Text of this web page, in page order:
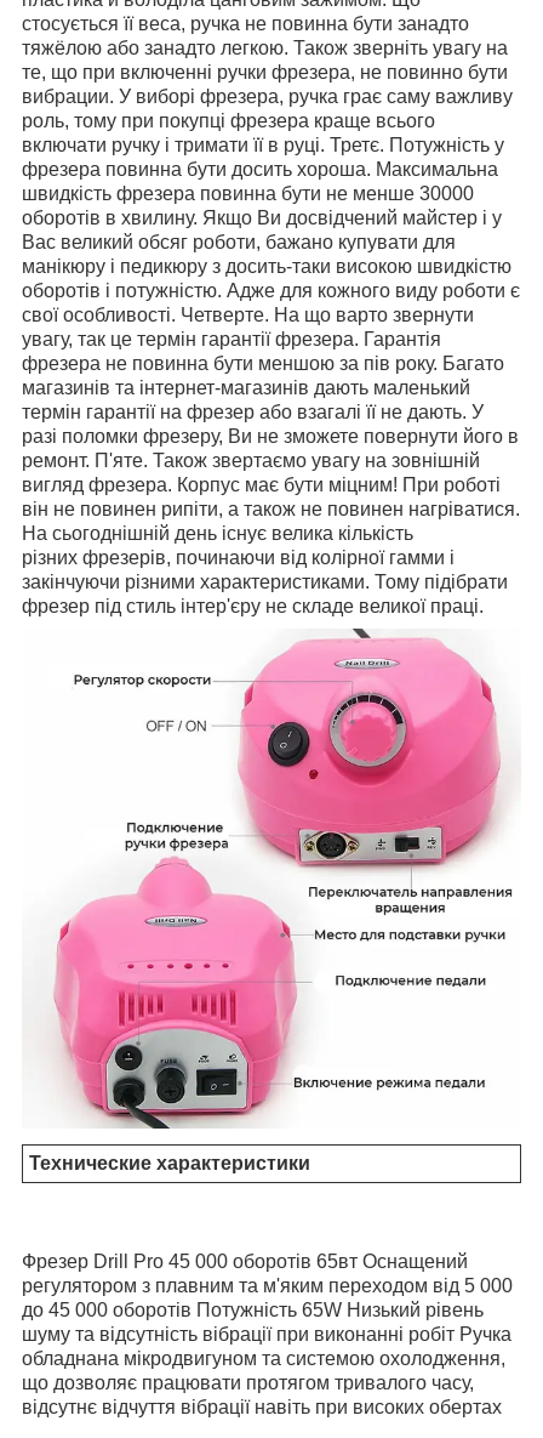
стосується її веса, ручка не повинна бути занадто
тяжёлою або занадто легкою. Також зверніть увагу на
те, що при включенні ручки фрезера, не повинно бути
вибрации. У виборі фрезера, ручка грає саму важливу
роль, тому при покупці фрезера краще всього
включати ручку і тримати її в руці. Третє. Потужність у
фрезера повинна бути досить хороша. Максимальна
швидкість фрезера повинна бути не менше 30000
оборотів в хвилину. Якщо Ви досвідчений майстер і у
Вас великий обсяг роботи, бажано купувати для
манікюру і педикюру з досить-таки високою швидкістю
оборотів і потужністю. Адже для кожного виду роботи є
свої особливості. Четверте. На що варто звернути
увагу, так це термін гарантії фрезера. Гарантія
фрезера не повинна бути меншою за пів року. Багато
магазинів та інтернет-магазинів дають маленький
термін гарантії на фрезер або взагалі її не дають. У
разі поломки фрезеру, Ви не зможете повернути його в
ремонт. П'яте. Також звертаємо увагу на зовнішній
вигляд фрезера. Корпус має бути міцним! При роботі
він не повинен рипіти, а також не повинен нагріватися.
На сьогоднішній день існує велика кількість
різних фрезерів, починаючи від колірної гамми і
закінчуючи різними характеристиками. Тому підібрати
фрезер під стиль інтер'єру не складе великої праці.
Технические характеристики
Фрезер Drill Pro 45 000 оборотів 65вт Оснащений
регулятором з плавним та м'яким переходом від 5 000
до 45 000 оборотів Потужність 65W Низький рівень
шуму та відсутність вібрації при виконанні робіт Ручка
обладнана мікродвигуном та системою охолодження,
що дозволяє працювати протягом тривалого часу,
відсутнє відчуття вібрації навіть при високих обертах